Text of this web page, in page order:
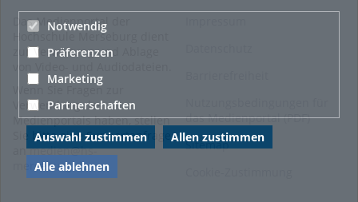
Notwendig
Präferenzen
Marketing
Partnerschaften
Auswahl zustimmen
Allen zustimmen
Alle ablehnen
Das Medienportal der
Hochschule Merseburg dient
zur Verwaltung und Ablage
Wenn Sie Fragen zur
Verwendung des
Medienportals haben, stellen
Sie bitte eine Supportanfrage
anmedien@hs-
merseburg.de.
das Medienportal (PDF)
Sitemap